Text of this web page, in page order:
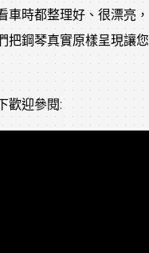
車時都整理好、很漂亮
把鋼琴真實原樣呈現讓
歡迎參閱: